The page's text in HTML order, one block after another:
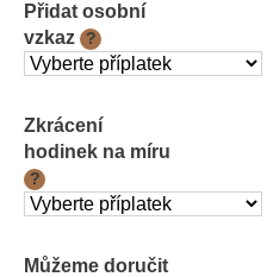
Přidat osobní
vzkaz
?
Zkrácení
hodinek na míru
?
Můžeme doručit